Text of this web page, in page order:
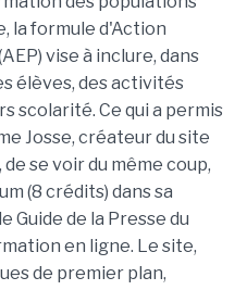
la formule d'Action
vise à inclure, dans
élèves, des activités
scolarité. Ce qui a permis
Josse, créateur du site
se voir du même coup,
(8 crédits) dans sa
Guide de la Presse du
en ligne. Le site,
de premier plan,